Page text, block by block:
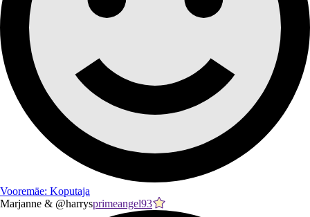
Vooremäe: Koputaja
Marjanne & @harrysprimeangel93